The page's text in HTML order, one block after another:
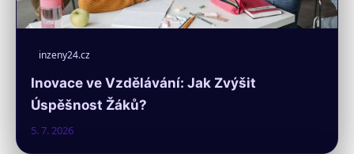
inzeny24.cz
Inovace ve Vzdělávání: Jak Zvýšit
Úspěšnost Žáků?
5. 7. 2026